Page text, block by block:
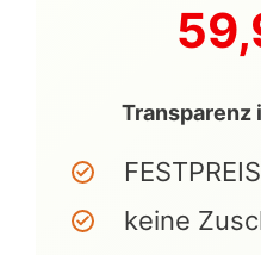
Transparenz
FESTPREIS
keine